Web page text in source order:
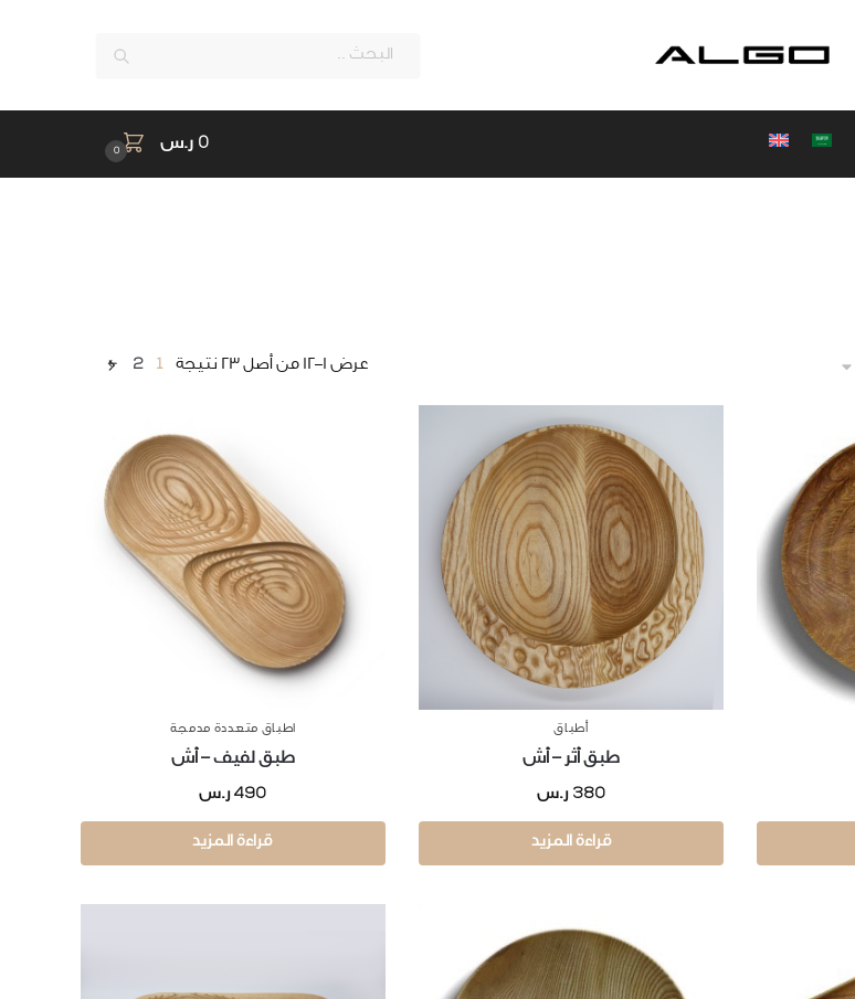
بحث
0 ر.س 0
عرض 1–12 من أصل 23 نتيجة 1
2
←
أطباق
طبق أثر – أش
380 ر.س
قراءة المزيد
اطباق متعددة مدمجة
طبق لفيف – أش
490 ر.س
قراءة المزيد